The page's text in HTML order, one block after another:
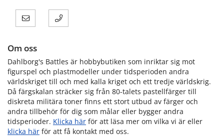
Om oss
Dahlborg's Battles är hobbybutiken som inriktar sig mot
figurspel och plastmodeller under tidsperioden andra
världskriget till och med kalla kriget och ett tredje världskrig.
Då färgskalan sträcker sig från 80-talets pastellfärger till
diskreta militära toner finns ett stort utbud av färger och
andra tillbehör för dig som målar eller bygger andra
tidsperioder. Klicka här för att läsa mer om vilka vi är eller
klicka här för att få kontakt med oss.